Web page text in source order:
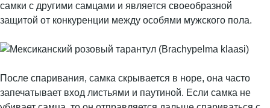
самки с другими самцами и является своеобразной
защитой от конкуренции между особями мужского пола.
После спаривания, самка скрывается в норе, она часто
запечатывает вход листьями и паутиной. Если самка не